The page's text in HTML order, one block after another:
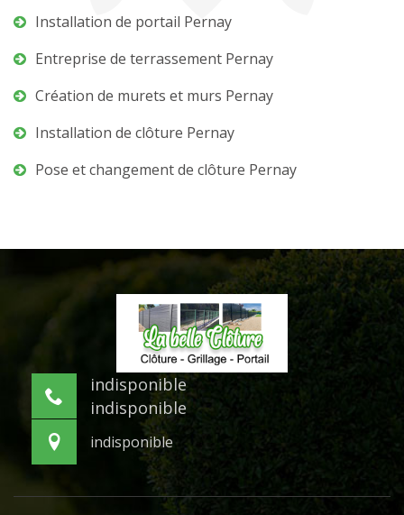
Installation de portail Pernay
Entreprise de terrassement Pernay
Création de murets et murs Pernay
Installation de clôture Pernay
Pose et changement de clôture Pernay
indisponible
indisponible
indisponible